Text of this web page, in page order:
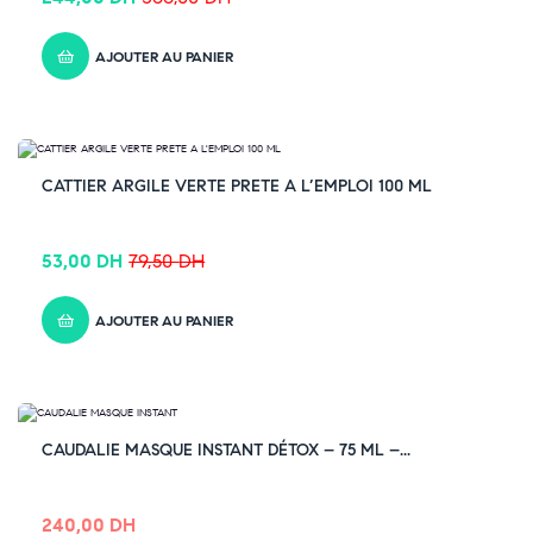
AJOUTER AU PANIER
CATTIER ARGILE VERTE PRETE A L’EMPLOI 100 ML
79,50DH
53,00 DH
AJOUTER AU PANIER
CAUDALIE MASQUE INSTANT DÉTOX – 75 ML –...
240,00 DH